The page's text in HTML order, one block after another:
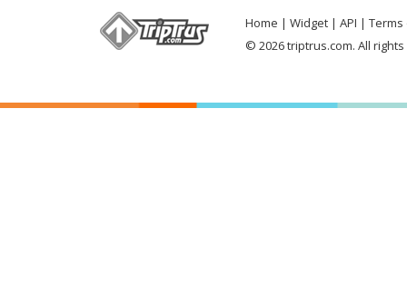
Home Widget API
Terms
© 2026 triptrus.com. All